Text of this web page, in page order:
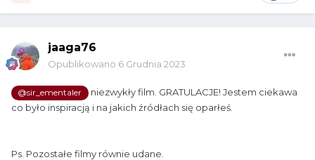
jaaga76
Opublikowano 6 Grudnia 2023
@sir_ementaler
niezwykły film. GRATULACJE! Jestem ciekawa
co było inspiracją i na jakich źródłach się oparłeś.
Ps. Pozostałe filmy równie udane.